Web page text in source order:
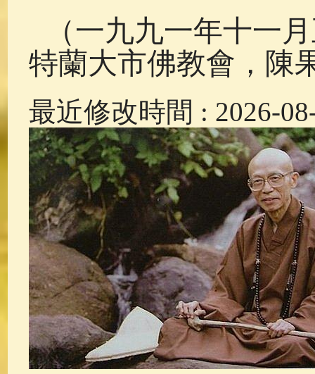
（一九九一年十一
特蘭大市佛教會，陳
最近修改時間 : 2026-